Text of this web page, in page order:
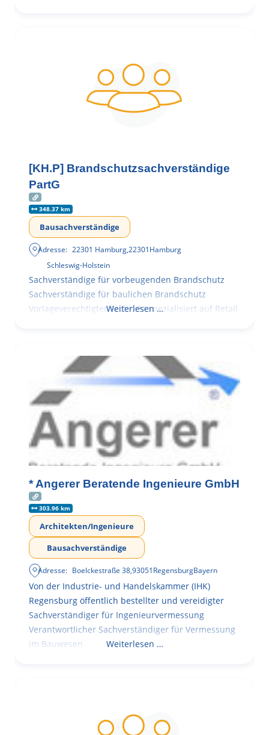
[KH.P] Brandschutzsachverständige
PartG
348.37 km
Bausachverständige
Adresse: 22301 Hamburg,22301Hamburg
Schleswig-Holstein
Sachverständige für vorbeugenden Brandschutz
Sachverständige für baulichen Brandschutz
Vorlageverechtigter Architekt spezialisiert auf Retail
Weiterlesen …
* Angerer Beratende Ingenieure GmbH
303.96 km
Architekten/Ingenieure
Bausachverständige
Adresse: Boelckestraße 38,93051RegensburgBayern
Von der Industrie- und Handelskammer (IHK)
Regensburg öffentlich bestellter und vereidigter
Sachverständiger für Ingenieurvermessung
Verantwortlicher Sachverständiger für Vermessung
im Bauwesen
Weiterlesen …